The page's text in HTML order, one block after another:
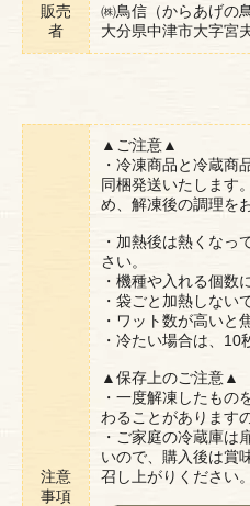
販売
者
㈱鳥信（からあげの
大分県中津市大字宮
注意
事項
▲ご注意▲
・冷凍商品と冷蔵商
同梱発送いたします
め、解凍後の調理を
・加熱後は熱くなっ
さい。
・機種や入れる個数
・袋ごと加熱しない
・ワット数が高いと
・冷たい場合は、10
▲保存上のご注意▲
・一度解凍したもの
わることがあります
・ご家庭の冷蔵庫は
いので、購入後は賞
召し上がりください。